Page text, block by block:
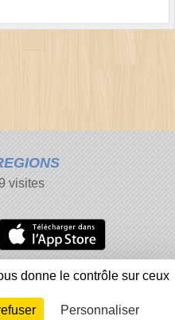
visites
des cookies
un contenu inapproprié
Connexion
donne le contrôle sur ceux
Personnaliser